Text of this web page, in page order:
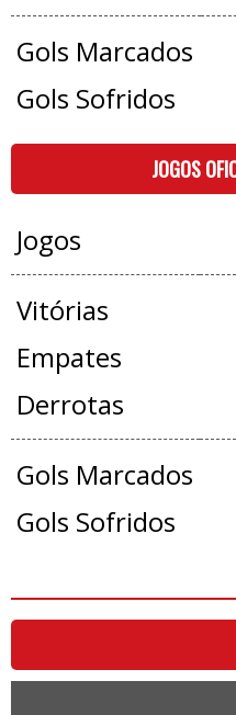
Gols Marcados
Gols Sofridos
JOGOS
Jogos
Vitórias
Empates
Derrotas
Gols Marcados
Gols Sofridos